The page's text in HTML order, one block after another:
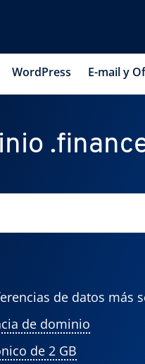
WordPress E-mail y
de datos más
de dominio
de 2 GB